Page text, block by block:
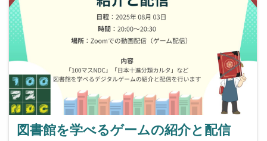
図書館を学べるゲームの紹介と配信